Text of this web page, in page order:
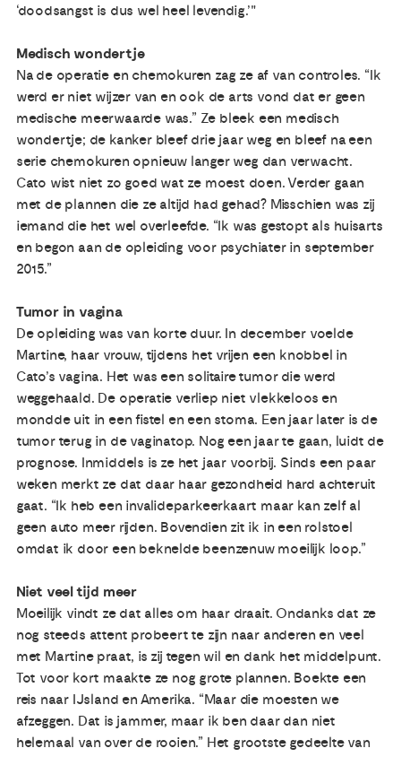
‘doodsangst is dus wel heel levendig.’"
Medisch wondertje
Na de operatie en chemokuren zag ze af van controles. “Ik
werd er niet wijzer van en ook de arts vond dat er geen
medische meerwaarde was.” Ze bleek een medisch
wondertje; de kanker bleef drie jaar weg en bleef na een
serie chemokuren opnieuw langer weg dan verwacht.
Cato wist niet zo goed wat ze moest doen. Verder gaan
met de plannen die ze altijd had gehad? Misschien was zij
iemand die het wel overleefde. “Ik was gestopt als huisarts
en begon aan de opleiding voor psychiater in september
2015.”
Tumor in vagina
De opleiding was van korte duur. In december voelde
Martine, haar vrouw, tijdens het vrijen een knobbel in
Cato’s vagina. Het was een solitaire tumor die werd
weggehaald. De operatie verliep niet vlekkeloos en
mondde uit in een fistel en een stoma. Een jaar later is de
tumor terug in de vaginatop. Nog een jaar te gaan, luidt de
prognose. Inmiddels is ze het jaar voorbij. Sinds een paar
weken merkt ze dat daar haar gezondheid hard achteruit
gaat. “Ik heb een invalideparkeerkaart maar kan zelf al
geen auto meer rijden. Bovendien zit ik in een rolstoel
omdat ik door een beknelde beenzenuw moeilijk loop.”
Niet veel tijd meer
Moeilijk vindt ze dat alles om haar draait. Ondanks dat ze
nog steeds attent probeert te zijn naar anderen en veel
met Martine praat, is zij tegen wil en dank het middelpunt.
Tot voor kort maakte ze nog grote plannen. Boekte een
reis naar IJsland en Amerika. “Maar die moesten we
afzeggen. Dat is jammer, maar ik ben daar dan niet
helemaal van over de rooien.” Het grootste gedeelte van